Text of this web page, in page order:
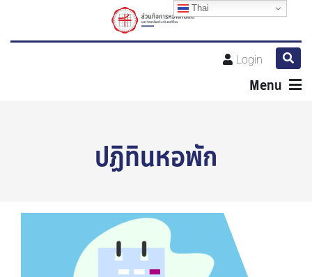
Login
Menu
ปฏิทินหอพัก
Thai